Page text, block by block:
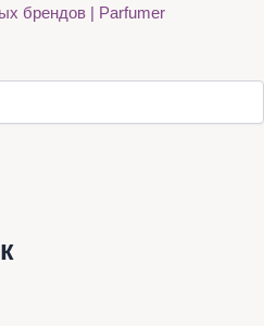
брендов | Parfumer